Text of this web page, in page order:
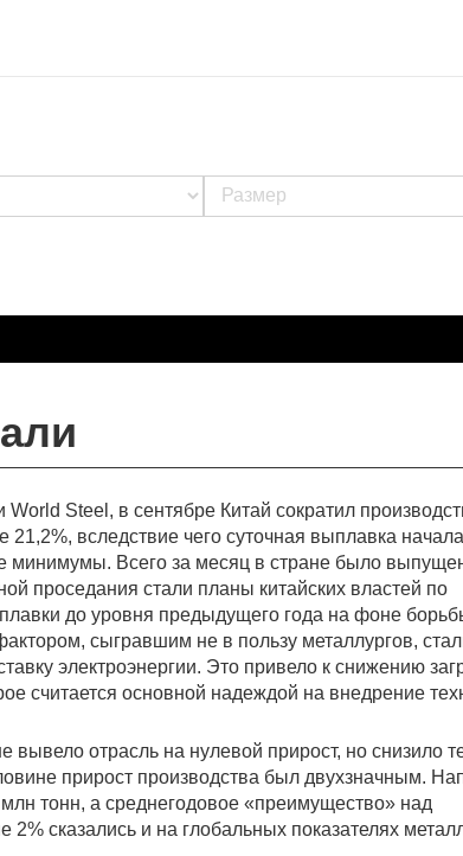
Steel, в сентябре Китай сократил
21,2%, вследствие чего суточная выплавка начала
минимумы. Всего за месяц в стране было
проседания стали планы китайских властей по
до уровня предыдущего года на фоне
сыгравшим не в пользу металлургов,
электроэнергии. Это привело к снижению
считается основной надеждой на внедрение
вывело отрасль на нулевой прирост, но снизило
прирост производства был двухзначным.
тонн, а среднегодовое «преимущество» над
сказались и на глобальных показателях